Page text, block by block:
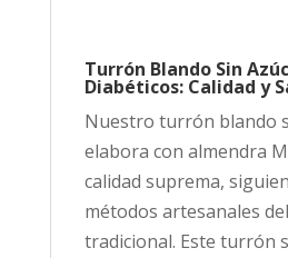
Turrón Blando Sin
Diabéticos: Calidad y
Nuestro turrón blando
elabora con almendra
calidad suprema,
métodos artesanales
tradicional. Este turrón